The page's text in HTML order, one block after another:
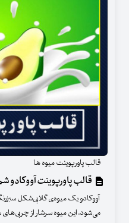
قالب پاورپوینت میوه ها
قالب پاورپوینت آووکادو
آووکادو یک میوه‌ی گلابی‌شکل
می‌شود. این میوه سرشار از